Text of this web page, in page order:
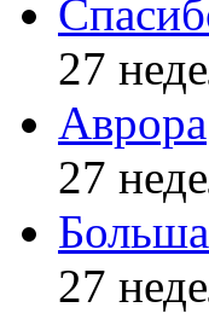
27
Аврора
27
27